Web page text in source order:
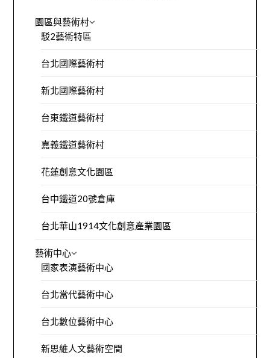
園區與藝術村
駁2藝術特區
台北國際藝術村
新北國際藝術村
台東鐵道藝術村
嘉義鐵道藝術村
花蓮創意文化園區
台中鐵道20號倉庫
台北華山1914文化創意產業園區
藝術中心
國家表演藝術中心
台北當代藝術中心
台北數位藝術中心
新思維人文藝術空間